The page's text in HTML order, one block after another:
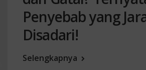
Penyebab yang
Disadari!
Selengkapnya